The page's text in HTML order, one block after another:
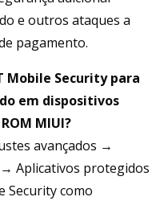
e outros ataques a
pagamento.
Mobile Security para
em dispositivos
MIUI?
avançados →
Aplicativos protegidos
Security como